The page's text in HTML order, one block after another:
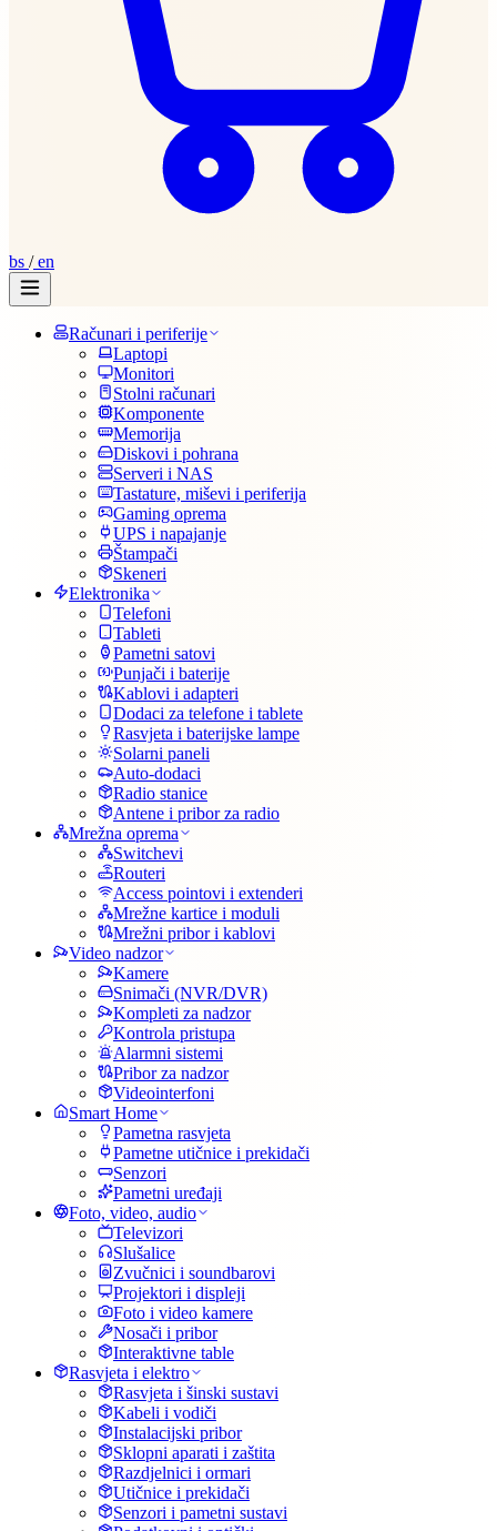
bs /en
Računari i periferije
Laptopi
Monitori
Stolni računari
Komponente
Memorija
Diskovi i pohrana
Serveri i NAS
Tastature, miševi i periferija
Gaming oprema
UPS i napajanje
Štampači
Skeneri
Elektronika
Telefoni
Tableti
Pametni satovi
Punjači i baterije
Kablovi i adapteri
Dodaci za telefone i tablete
Rasvjeta i baterijske lampe
Solarni paneli
Auto-dodaci
Radio stanice
Antene i pribor za radio
Mrežna oprema
Switchevi
Routeri
Access pointovi i extenderi
Mrežne kartice i moduli
Mrežni pribor i kablovi
Video nadzor
Kamere
Snimači (NVR/DVR)
Kompleti za nadzor
Kontrola pristupa
Alarmni sistemi
Pribor za nadzor
Videointerfoni
Smart Home
Pametna rasvjeta
Pametne utičnice i prekidači
Senzori
Pametni uređaji
Foto, video, audio
Televizori
Slušalice
Zvučnici i soundbarovi
Projektori i displeji
Foto i video kamere
Nosači i pribor
Interaktivne table
Rasvjeta i elektro
Rasvjeta i šinski sustavi
Kabeli i vodiči
Instalacijski pribor
Sklopni aparati i zaštita
Razdjelnici i ormari
Utičnice i prekidači
Senzori i pametni sustavi